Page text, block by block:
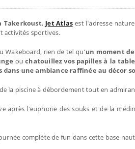
Takerkoust, Jet Atlasest l'adresse
activités sportives.
Wakeboard, rien de tel qu'un moment
ouchatouillez vos papilles à la
une ambiance raffinée au décor
la piscine à débordement tout en
après l'euphorie des souks et de la
complète de fun dans cette base